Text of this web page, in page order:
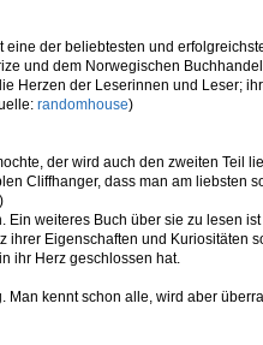
der beliebtesten und
und dem Norwegischen
Herzen der Leserinnen und Leser;
randomhouse)
der wird auch den zweiten Teil
Cliffhanger, dass man am liebsten
weiteres Buch über sie zu lesen
Eigenschaften und Kuriositäten
ihr Herz geschlossen hat.
kennt schon alle, wird aber